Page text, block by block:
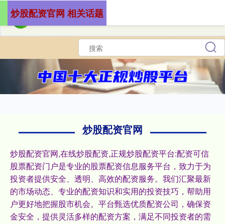
炒股配资官网
炒股配资官网,在线炒股配资,正规炒股配资平台:配资可信
股票配资门户是专业的股票配资信息服务平台，致力于为
投资者提供安全、透明、高效的配资服务。我们汇聚最新
的市场动态、专业的配资知识和实用的投资技巧，帮助用
户更好地把握股市机会。平台甄选优质配资公司，确保资
金安全，提供灵活多样的配资方案，满足不同投资者的需
炒股配资官网 相关话题